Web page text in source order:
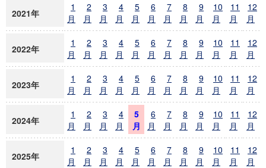
2021年
1
月
2
月
3
月
4
月
5
月
6
月
7
月
8
月
9
月
10
月
11
月
12
月
2022年
1
月
2
月
3
月
4
月
5
月
6
月
7
月
8
月
9
月
10
月
11
月
12
月
2023年
1
月
2
月
3
月
4
月
5
月
6
月
7
月
8
月
9
月
10
月
11
月
12
月
2024年
1
月
2
月
3
月
4
月
5
月
6
月
7
月
8
月
9
月
10
月
11
月
12
月
2025年
1
月
2
月
3
月
4
月
5
月
6
月
7
月
8
月
9
月
10
月
11
月
12
月